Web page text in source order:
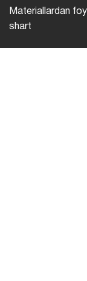
Materiallardan
shart